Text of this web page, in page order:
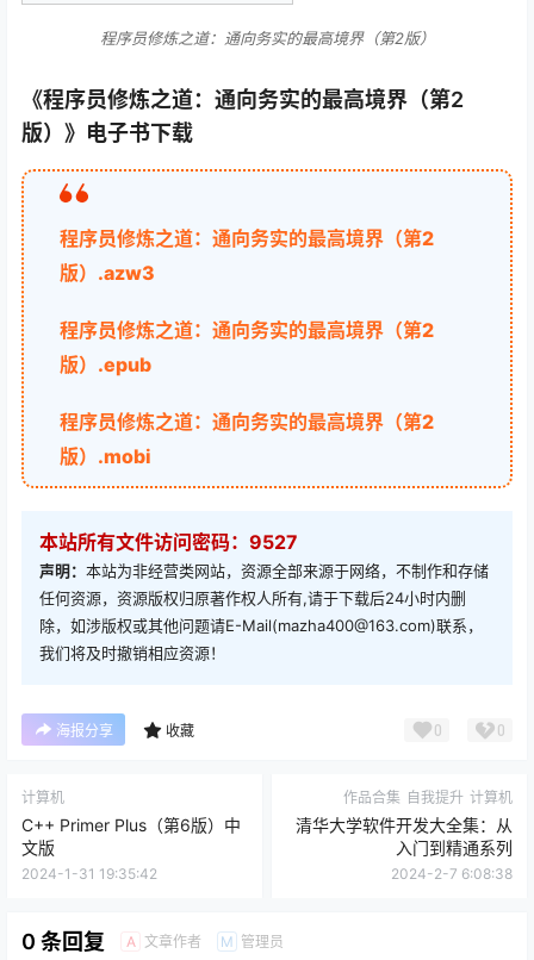
程序员修炼之道：通向务实的最高境界（第2版）
《程序员修炼之道：通向务实的最高境界（第2
版）》电子书下载
程序员修炼之道：通向务实的最高境界（第2
版）.azw3
程序员修炼之道：通向务实的最高境界（第2
版）.epub
程序员修炼之道：通向务实的最高境界（第2
版）.mobi
本站所有文件访问密码：9527
声明： 本站为非经营类网站，资源全部来源于网络，不制作和存储
任何资源，资源版权归原著作权人所有,请于下载后24小时内删
除，如涉版权或其他问题请E-Mail(mazha400@163.com)联系，
我们将及时撤销相应资源！
海报分享 收藏 0 0
计算机
C++ Primer Plus（第6版）中
文版
2024-1-31 19:35:42
作品合集 自我提升 计算机
清华大学软件开发大全集：从
入门到精通系列
2024-2-7 6:08:38
0 条回复 A 文章作者 M 管理员